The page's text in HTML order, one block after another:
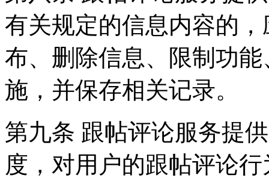
有关规定的信息内容的
布、删除信息、限制功
施，并保存相关记录。
第九条 跟帖评论服务提
度，对用户的跟帖评论